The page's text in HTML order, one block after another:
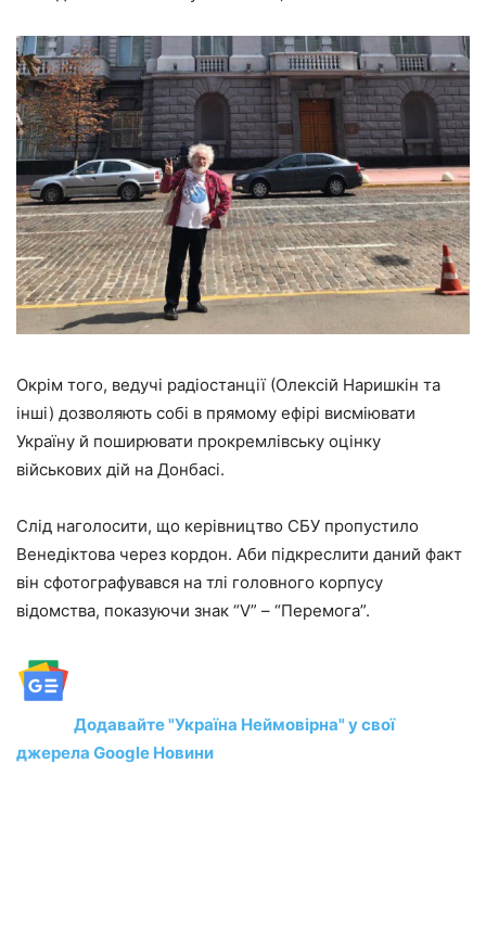
Окрім того, ведучі радіостанції (Олексій Наришкін та
інші) дозволяють собі в прямому ефірі висміювати
Україну й поширювати прокремлівську оцінку
військових дій на Донбасі.
Слід наголосити, що керівництво СБУ пропустило
Венедіктова через кордон. Аби підкреслити даний факт
він сфотографувався на тлі головного корпусу
відомства, показуючи знак “V” – “Перемога”.
Додавайте "Україна Неймовірна" у свої
джерела Google Новини